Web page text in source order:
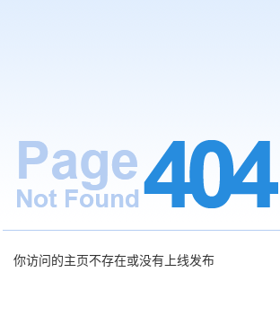
你访问的主页不存在或没有上线发布